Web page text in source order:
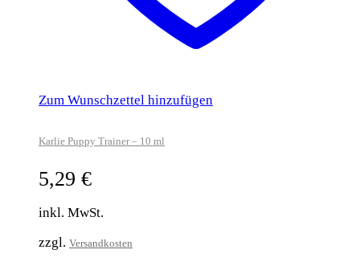
Zum Wunschzettel hinzufügen
Karlie Puppy Trainer – 10 ml
5,29 €
inkl. MwSt.
zzgl. Versandkosten